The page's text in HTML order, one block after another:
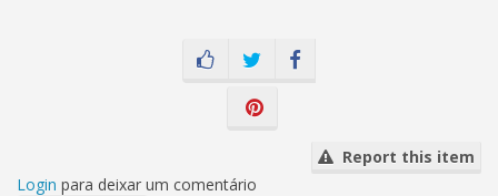
Report this item
Login para deixar um comentário